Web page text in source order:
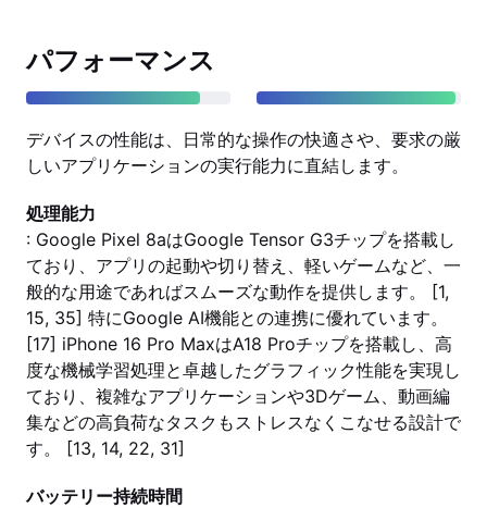
パフォーマンス
デバイスの性能は、日常的な操作の快適さや、要求の厳
しいアプリケーションの実行能力に直結します。
処理能力
: Google Pixel 8aはGoogle Tensor G3チップを搭載し
ており、アプリの起動や切り替え、軽いゲームなど、一
般的な用途であればスムーズな動作を提供します。 [1,
15, 35] 特にGoogle AI機能との連携に優れています。
[17] iPhone 16 Pro MaxはA18 Proチップを搭載し、高
度な機械学習処理と卓越したグラフィック性能を実現し
ており、複雑なアプリケーションや3Dゲーム、動画編
集などの高負荷なタスクもストレスなくこなせる設計で
す。 [13, 14, 22, 31]
バッテリー持続時間